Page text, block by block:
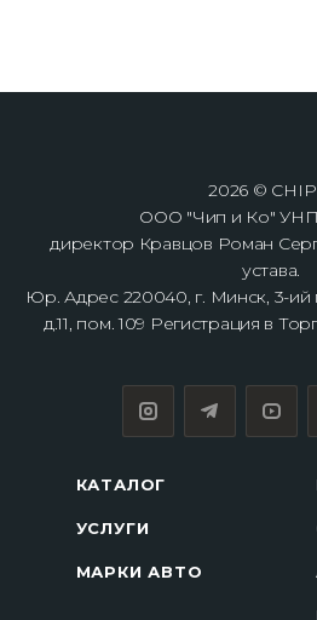
2026 ©
ООО "Чип и Ко" УНП
директор Кравцов Роман
устава.
Юр. Адрес 220040, г. Минск, 3-
д.11, пом. 109 Регистрация в
КАТАЛОГ
УСЛУГИ
МАРКИ АВТО